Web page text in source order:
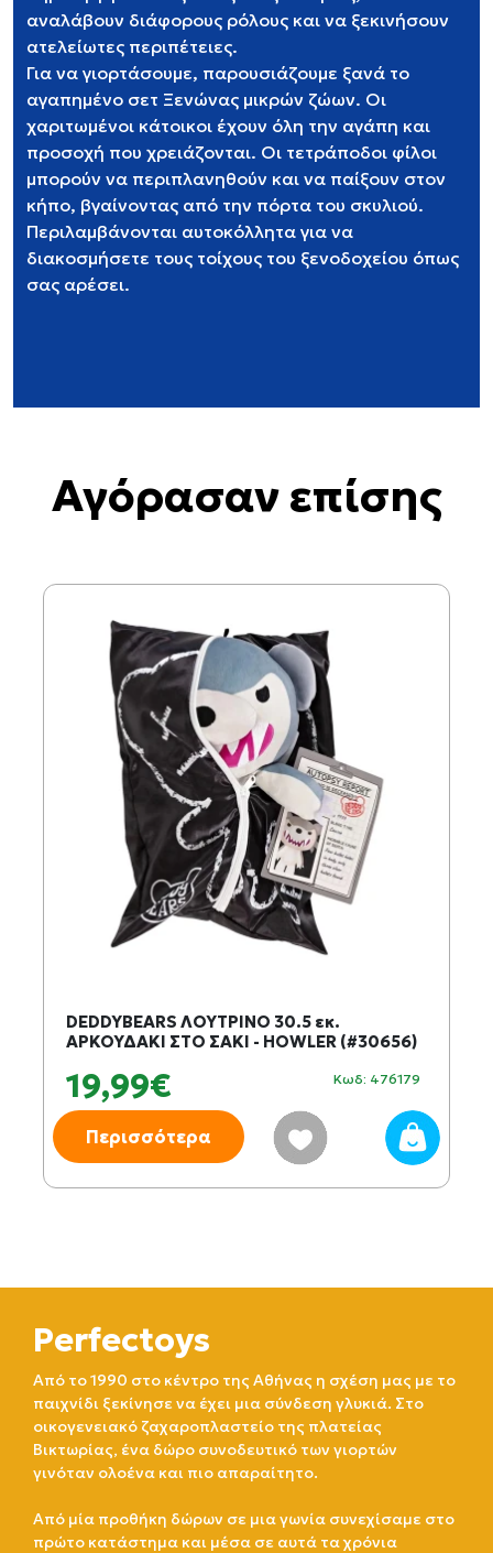
αναλάβουν διάφορους ρόλους και να ξεκινήσουν
ατελείωτες περιπέτειες.
Για να γιορτάσουμε, παρουσιάζουμε ξανά το
αγαπημένο σετ Ξενώνας μικρών ζώων. Οι
χαριτωμένοι κάτοικοι έχουν όλη την αγάπη και
προσοχή που χρειάζονται. Οι τετράποδοι φίλοι
μπορούν να περιπλανηθούν και να παίξουν στον
κήπο, βγαίνοντας από την πόρτα του σκυλιού.
Περιλαμβάνονται αυτοκόλλητα για να
διακοσμήσετε τους τοίχους του ξενοδοχείου όπως
σας αρέσει.
Αγόρασαν επίσης
DEDDYBEARS ΛΟΥΤΡΙΝΟ 30.5 εκ.
ΑΡΚΟΥΔΑΚΙ ΣΤΟ ΣΑΚΙ - HOWLER (#30656)
19,99€ Κωδ: 476179
Περισσότερα
Perfectoys
Από το 1990 στο κέντρο της Αθήνας η σχέση μας με το
παιχνίδι ξεκίνησε να έχει μια σύνδεση γλυκιά. Στο
οικογενειακό ζαχαροπλαστείο της πλατείας
Βικτωρίας, ένα δώρο συνοδευτικό των γιορτών
γινόταν ολοένα και πιο απαραίτητο.
Από μία προθήκη δώρων σε μια γωνία συνεχίσαμε στο
πρώτο κατάστημα και μέσα σε αυτά τα χρόνια